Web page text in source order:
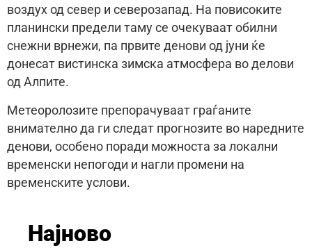
воздух од север и северозапад. На повисоките
планински предели таму се очекуваат обилни
снежни врнежи, па првите денови од јуни ќе
донесат вистинска зимска атмосфера во делови
од Алпите.
Метеоролозите препорачуваат граѓаните
внимателно да ги следат прогнозите во наредните
денови, особено поради можноста за локални
временски непогоди и нагли промени на
временските услови.
Најново